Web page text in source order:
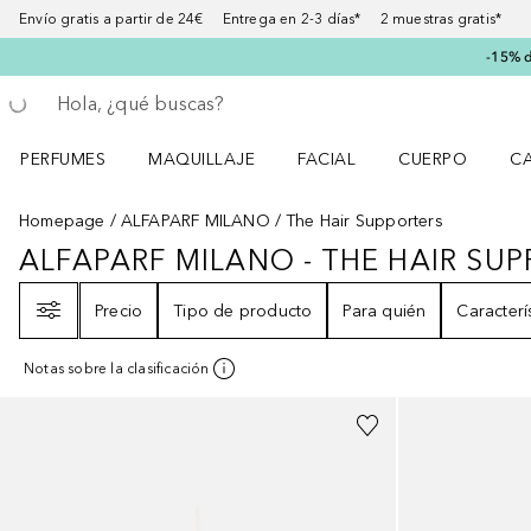
Envío gratis a partir de 24€ Entrega en 2-3 días* 2 muestras gratis*
-15%
Regresar
Ejecutar búsqueda
PERFUMES
MAQUILLAJE
FACIAL
CUERPO
Homepage
ALFAPARF MILANO The Hair Supporters
ALFAPARF MILANO - THE HAIR
ALFAPARF MILANO - THE HAIR
Precio
Tipo de producto Para quién
Notas sobre la clasificación